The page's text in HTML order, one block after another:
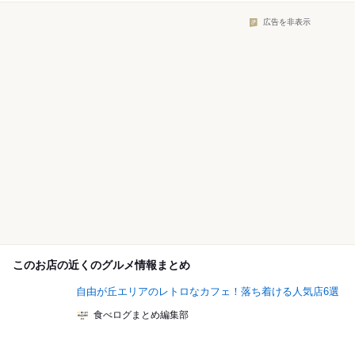
広告を非表示
このお店の近くのグルメ情報まとめ
自由が丘エリアのレトロなカフェ！落ち着ける人気店6選
食べログまとめ編集部